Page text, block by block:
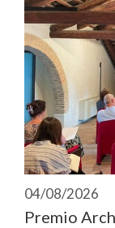
04/08/2026
Premio